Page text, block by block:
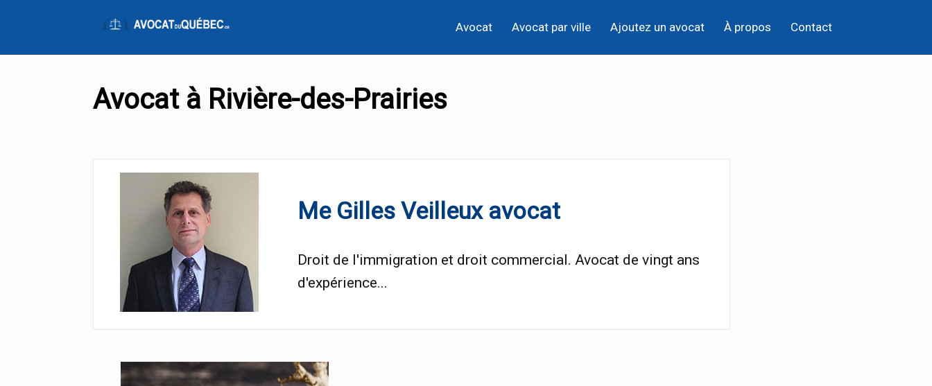
Avocat Avocat par ville Ajoutez un avocat À propos Contact
Avocat à Rivière-des-Prairies
Me Gilles Veilleux avocat
Droit de l'immigration et droit commercial. Avocat de vingt ans
d'expérience...